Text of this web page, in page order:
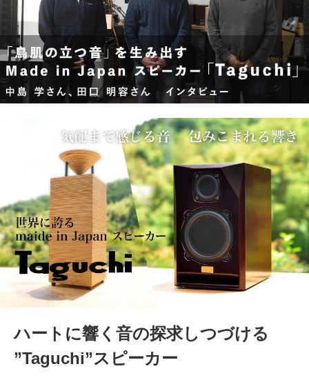
ハートに響く音の探求しつづける
”Taguchi”スピーカー